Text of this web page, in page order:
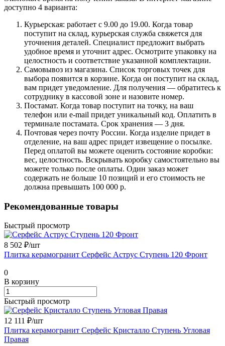
доступно 4 варианта:
Курьерская: работает с 9.00 до 19.00. Когда товар
поступит на склад, курьерская служба свяжется для
уточнения деталей. Специалист предложит выбрать
удобное время и уточнит адрес. Осмотрите упаковку на
целостность и соответствие указанной комплектации.
Самовывоз из магазина. Список торговых точек для
выбора появится в корзине. Когда он поступит на склад,
вам придет уведомление. Для получения — обратитесь к
сотруднику в кассовой зоне и назовите номер.
Постамат. Когда товар поступит на точку, на ваш
телефон или e-mail придет уникальный код. Оплатить в
терминале постамата. Срок хранения — 3 дня.
Почтовая через почту России. Когда изделие придет в
отделение, на ваш адрес придет извещение о посылке.
Перед оплатой вы можете оценить состояние коробки:
вес, целостность. Вскрывать коробку самостоятельно вы
можете только после оплаты. Один заказ может
содержать не больше 10 позиций и его стоимость не
должна превышать 100 000 р.
Рекомендованные товары
Быстрый просмотр
8 502 ₽/шт
Плитка керамогранит Серфейс Аструс Ступень 120 Фронт
0
В корзину
Быстрый просмотр
12 111 ₽/шт
Плитка керамогранит Серфейс Кристалло Ступень Угловая
Правая